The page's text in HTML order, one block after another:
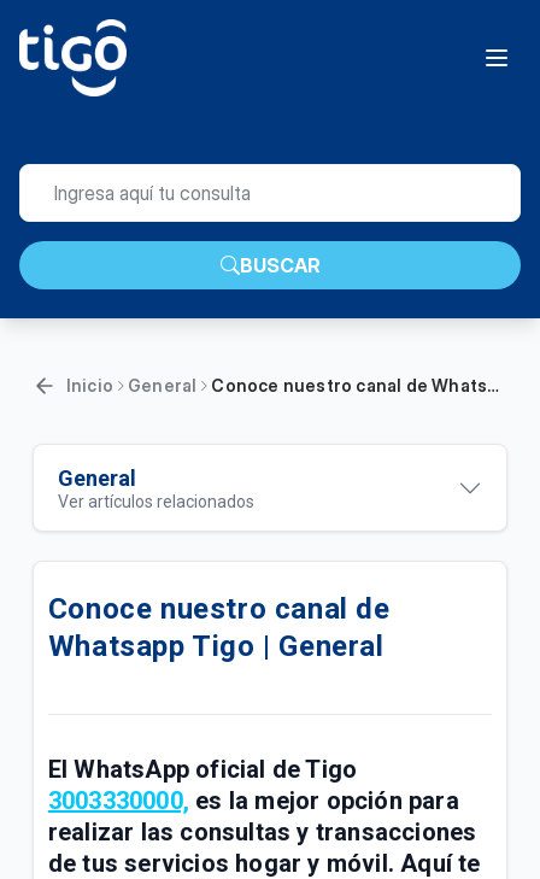
BUSCAR
Inicio General Conoce nuestro canal de Whatsapp Tigo | General
General
Ver artículos relacionados
Compra tu celular 5G en cuotas | Móvil
¿Cómo pagar tus facturas de servicios fijos y
móviles con QR de Bre-b en Mi Tigo? | General
Conoce la factura de tu paquete Full Tigo y Full
Tigo + Plus | General
Información importante de recursos de ley sobre
radicación de PQRS | General
Conoce nuestro canal de
Whatsapp Tigo | General
El WhatsApp oficial de Tigo
3003330000, es la mejor opción para
realizar las consultas y transacciones
de tus servicios hogar y móvil. Aquí te